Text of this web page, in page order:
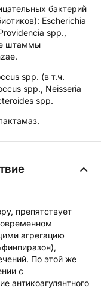
бактерий
Escherichia
spp.,
штаммы
spp. (в т.ч.
spp., Neisseria
spp.
препятствует
агрегацию
По этой же
с
антикоагулянтного